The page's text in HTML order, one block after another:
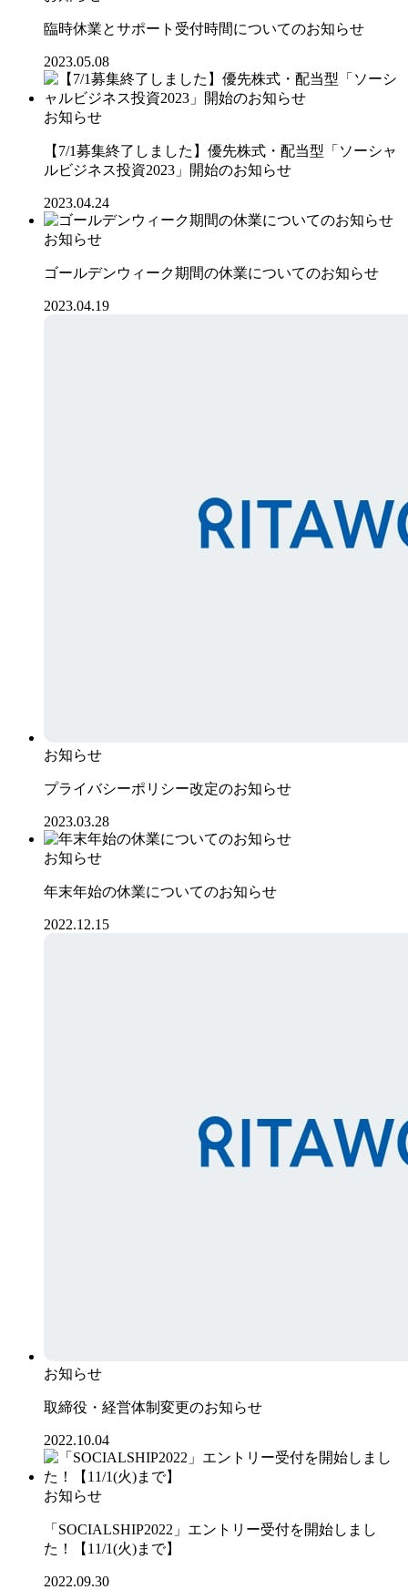
臨時休業とサポート受付時間についてのお知らせ
2023.05.08
お知らせ
【7/1募集終了しました】優先株式・配当型「ソーシャ
ルビジネス投資2023」開始のお知らせ
2023.04.24
お知らせ
ゴールデンウィーク期間の休業についてのお知らせ
2023.04.19
お知らせ
プライバシーポリシー改定のお知らせ
2023.03.28
お知らせ
年末年始の休業についてのお知らせ
2022.12.15
お知らせ
取締役・経営体制変更のお知らせ
2022.10.04
お知らせ
「SOCIALSHIP2022」エントリー受付を開始しまし
た！【11/1(火)まで】
2022.09.30